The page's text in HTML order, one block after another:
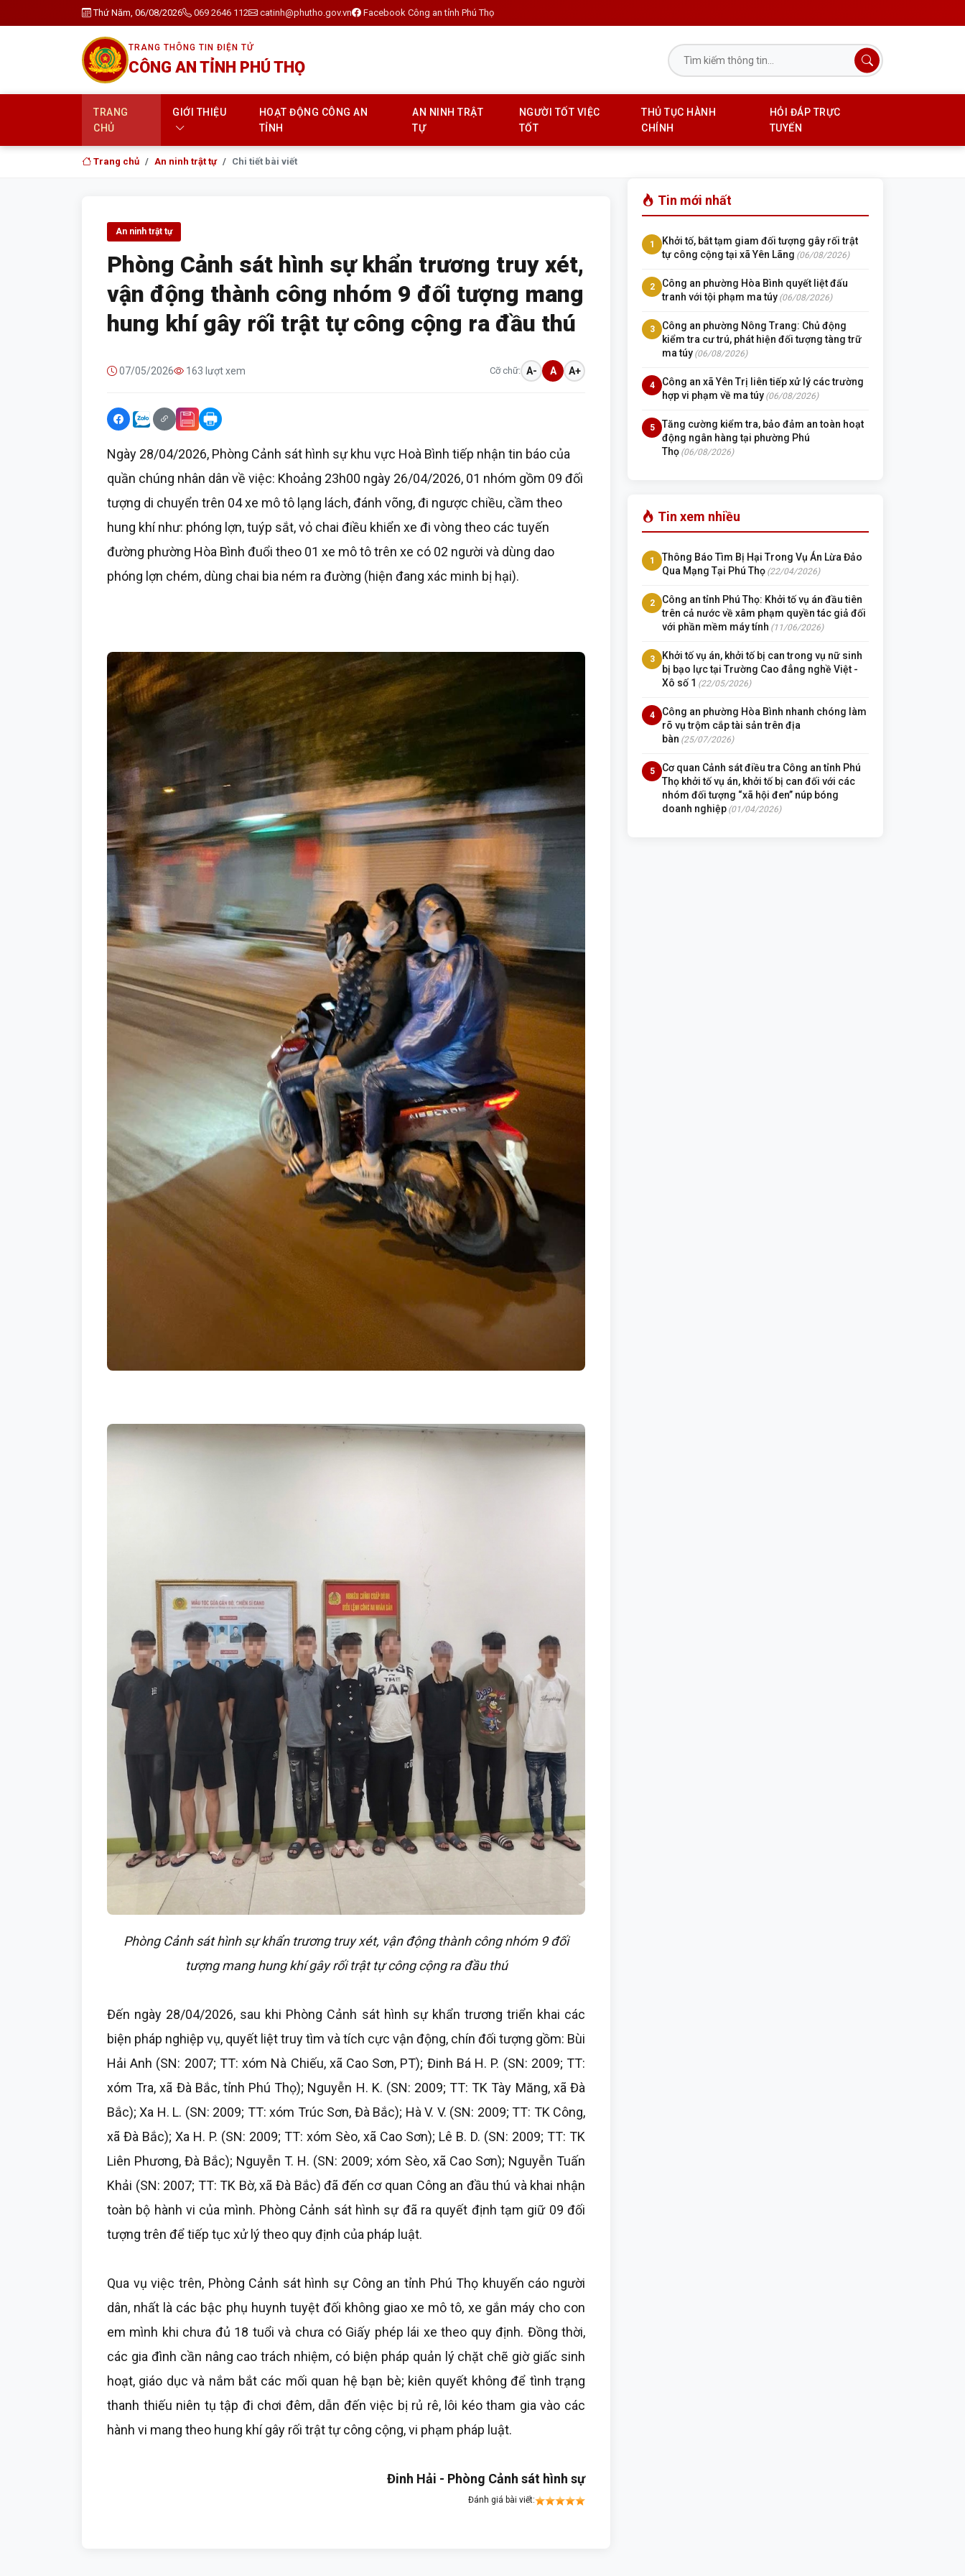
Thứ Năm, 06/08/2026 069 2646 112 catinh@phutho.gov.vn Facebook Công an tỉnh Phú Thọ
TRANG THÔNG TIN ĐIỆN TỬ
CÔNG AN TỈNH PHÚ THỌ
TRANG
CHỦ
GIỚI THIỆU
HOẠT ĐỘNG CÔNG AN
TỈNH
AN NINH TRẬT
TỰ
NGƯỜI TỐT VIỆC
TỐT
THỦ TỤC HÀNH
CHÍNH
HỎI ĐÁP TRỰC
TUYẾN
Trang chủ An ninh trật tự Chi tiết bài viết
An ninh trật tự
Phòng Cảnh sát hình sự khẩn trương truy xét,
vận động thành công nhóm 9 đối tượng mang
hung khí gây rối trật tự công cộng ra đầu thú
07/05/2026 163 lượt xem Cỡ chữ: A- A A+
Ngày 28/04/2026, Phòng Cảnh sát hình sự khu vực Hoà Bình tiếp nhận tin báo của
quần chúng nhân dân về việc: Khoảng 23h00 ngày 26/04/2026, 01 nhóm gồm 09 đối
tượng di chuyển trên 04 xe mô tô lạng lách, đánh võng, đi ngược chiều, cầm theo
hung khí như: phóng lợn, tuýp sắt, vỏ chai điều khiển xe đi vòng theo các tuyến
đường phường Hòa Bình đuổi theo 01 xe mô tô trên xe có 02 người và dùng dao
phóng lợn chém, dùng chai bia ném ra đường (hiện đang xác minh bị hại).
Phòng Cảnh sát hình sự khẩn trương truy xét, vận động thành công nhóm 9 đối
tượng mang hung khí gây rối trật tự công cộng ra đầu thú
Đến ngày 28/04/2026, sau khi Phòng Cảnh sát hình sự khẩn trương triển khai các
biện pháp nghiệp vụ, quyết liệt truy tìm và tích cực vận động, chín đối tượng gồm: Bùi
Hải Anh (SN: 2007; TT: xóm Nà Chiếu, xã Cao Sơn, PT); Đinh Bá H. P. (SN: 2009; TT:
xóm Tra, xã Đà Bắc, tỉnh Phú Thọ); Nguyễn H. K. (SN: 2009; TT: TK Tày Măng, xã Đà
Bắc); Xa H. L. (SN: 2009; TT: xóm Trúc Sơn, Đà Bắc); Hà V. V. (SN: 2009; TT: TK Công,
xã Đà Bắc); Xa H. P. (SN: 2009; TT: xóm Sèo, xã Cao Sơn); Lê B. D. (SN: 2009; TT: TK
Liên Phương, Đà Bắc); Nguyễn T. H. (SN: 2009; xóm Sèo, xã Cao Sơn); Nguyễn Tuấn
Khải (SN: 2007; TT: TK Bờ, xã Đà Bắc) đã đến cơ quan Công an đầu thú và khai nhận
toàn bộ hành vi của mình. Phòng Cảnh sát hình sự đã ra quyết định tạm giữ 09 đối
tượng trên để tiếp tục xử lý theo quy định của pháp luật.
Qua vụ việc trên, Phòng Cảnh sát hình sự Công an tỉnh Phú Thọ khuyến cáo người
dân, nhất là các bậc phụ huynh tuyệt đối không giao xe mô tô, xe gắn máy cho con
em mình khi chưa đủ 18 tuổi và chưa có Giấy phép lái xe theo quy định. Đồng thời,
các gia đình cần nâng cao trách nhiệm, có biện pháp quản lý chặt chẽ giờ giấc sinh
hoạt, giáo dục và nắm bắt các mối quan hệ bạn bè; kiên quyết không để tình trạng
thanh thiếu niên tụ tập đi chơi đêm, dẫn đến việc bị rủ rê, lôi kéo tham gia vào các
hành vi mang theo hung khí gây rối trật tự công cộng, vi phạm pháp luật.
Đinh Hải - Phòng Cảnh sát hình sự
Đánh giá bài viết:
Tin mới nhất
1
Khởi tố, bắt tạm giam đối tượng gây rối trật
tự công cộng tại xã Yên Lãng (06/08/2026)
2
Công an phường Hòa Bình quyết liệt đấu
tranh với tội phạm ma túy (06/08/2026)
3
Công an phường Nông Trang: Chủ động
kiểm tra cư trú, phát hiện đối tượng tàng trữ
ma túy (06/08/2026)
4
Công an xã Yên Trị liên tiếp xử lý các trường
hợp vi phạm về ma túy (06/08/2026)
5
Tăng cường kiểm tra, bảo đảm an toàn hoạt
động ngân hàng tại phường Phú
Thọ (06/08/2026)
Tin xem nhiều
1
Thông Báo Tìm Bị Hại Trong Vụ Án Lừa Đảo
Qua Mạng Tại Phú Thọ (22/04/2026)
2
Công an tỉnh Phú Thọ: Khởi tố vụ án đầu tiên
trên cả nước về xâm phạm quyền tác giả đối
với phần mềm máy tính (11/06/2026)
3
Khởi tố vụ án, khởi tố bị can trong vụ nữ sinh
bị bạo lực tại Trường Cao đẳng nghề Việt -
Xô số 1 (22/05/2026)
4
Công an phường Hòa Bình nhanh chóng làm
rõ vụ trộm cắp tài sản trên địa
bàn (25/07/2026)
5
Cơ quan Cảnh sát điều tra Công an tỉnh Phú
Thọ khởi tố vụ án, khởi tố bị can đối với các
nhóm đối tượng “xã hội đen” núp bóng
doanh nghiệp (01/04/2026)